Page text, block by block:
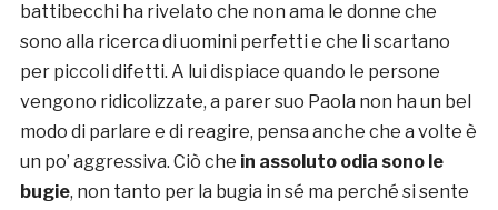
battibecchi ha rivelato che non ama le donne che
sono alla ricerca di uomini perfetti e che li scartano
per piccoli difetti. A lui dispiace quando le persone
vengono ridicolizzate, a parer suo Paola non ha un bel
modo di parlare e di reagire, pensa anche che a volte è
un po’ aggressiva. Ciò che in assoluto odia sono le
bugie, non tanto per la bugia in sé ma perché si sente